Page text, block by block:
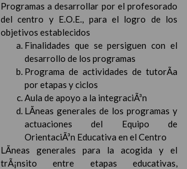
Programas a desarrollar por el profesorado
del centro y E.O.E., para el logro de los
objetivos establecidos
Finalidades que se persiguen con el
desarrollo de los programas
Programa de actividades de tutorÃ­a
por etapas y ciclos
Aula de apoyo a la integraciÃ³n
LÃ­neas generales de los programas y
actuaciones del Equipo de
OrientaciÃ³n Educativa en el Centro
LÃ­neas generales para la acogida y el
trÃ¡nsito entre etapas educativas,